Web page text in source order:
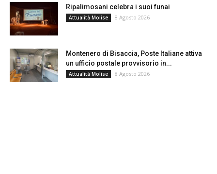
Ripalimosani celebra i suoi funai
Attualità Molise 8 Agosto 2026
Montenero di Bisaccia, Poste Italiane attiva
un ufficio postale provvisorio in...
Attualità Molise 8 Agosto 2026